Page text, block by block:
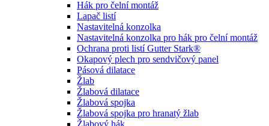
Hák pro čelní montáž
Lapač listí
Nastavitelná konzolka
Nastavitelná konzolka pro hák pro čelní montáž
Ochrana proti listí Gutter Stark®
Okapový plech pro sendvičový panel
Pásová dilatace
Žlab
Žlabová dilatace
Žlabová spojka
Žlabová spojka pro hranatý žlab
Žlabový hák